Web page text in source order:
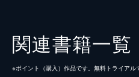
関連書籍一覧
※ポイント（購⼊）作品です。無料トライア